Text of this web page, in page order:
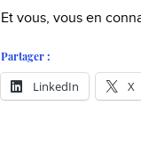
Et vous, vous en
Partager :
LinkedIn X